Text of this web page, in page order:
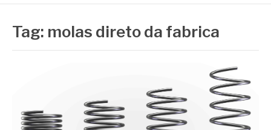
Tag: molas direto da fabrica